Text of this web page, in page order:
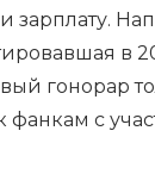
зарплату.
в
гонорар
фанкам с